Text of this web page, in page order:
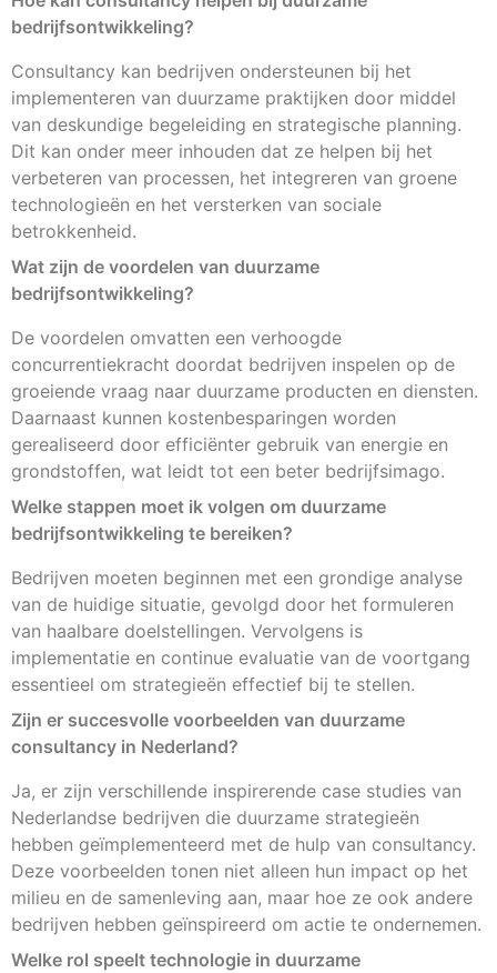
bedrijfsontwikkeling?
Consultancy kan bedrijven ondersteunen bij het
implementeren van duurzame praktijken door middel
van deskundige begeleiding en strategische planning.
Dit kan onder meer inhouden dat ze helpen bij het
verbeteren van processen, het integreren van groene
technologieën en het versterken van sociale
betrokkenheid.
Wat zijn de voordelen van duurzame
bedrijfsontwikkeling?
De voordelen omvatten een verhoogde
concurrentiekracht doordat bedrijven inspelen op de
groeiende vraag naar duurzame producten en diensten.
Daarnaast kunnen kostenbesparingen worden
gerealiseerd door efficiënter gebruik van energie en
grondstoffen, wat leidt tot een beter bedrijfsimago.
Welke stappen moet ik volgen om duurzame
bedrijfsontwikkeling te bereiken?
Bedrijven moeten beginnen met een grondige analyse
van de huidige situatie, gevolgd door het formuleren
van haalbare doelstellingen. Vervolgens is
implementatie en continue evaluatie van de voortgang
essentieel om strategieën effectief bij te stellen.
Zijn er succesvolle voorbeelden van duurzame
consultancy in Nederland?
Ja, er zijn verschillende inspirerende case studies van
Nederlandse bedrijven die duurzame strategieën
hebben geïmplementeerd met de hulp van consultancy.
Deze voorbeelden tonen niet alleen hun impact op het
milieu en de samenleving aan, maar hoe ze ook andere
bedrijven hebben geïnspireerd om actie te ondernemen.
Welke rol speelt technologie in duurzame